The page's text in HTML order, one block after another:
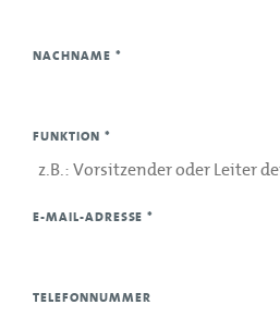
NACHNAME *
FUNKTION *
E-MAIL-ADRESSE*
TELEFONNUMMER